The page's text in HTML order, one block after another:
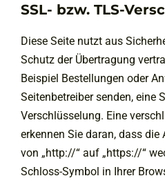
SSL- bzw. TLS-
Diese Seite nutzt aus
Schutz der Übertragung
Beispiel Bestellungen oder
Seitenbetreiber senden, eine
Verschlüsselung. Eine
erkennen Sie daran, dass die
von „http://“ auf „https://“
Schloss-Symbol in Ihrer